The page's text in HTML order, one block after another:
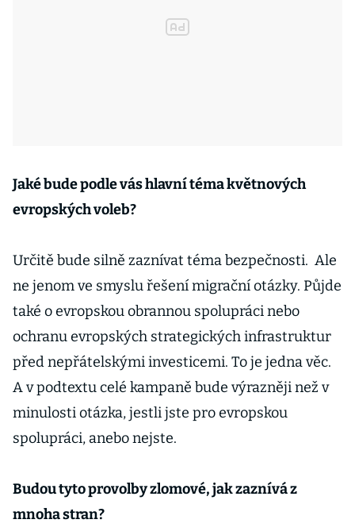
Jaké bude podle vás hlavní téma květnových
evropských voleb?
Určitě bude silně zaznívat téma bezpečnosti. Ale
ne jenom ve smyslu řešení migrační otázky. Půjde
také o evropskou obrannou spolupráci nebo
ochranu evropských strategických infrastruktur
před nepřátelskými investicemi. To je jedna věc.
A v podtextu celé kampaně bude výrazněji než v
minulosti otázka, jestli jste pro evropskou
spolupráci, anebo nejste.
Budou tyto provolby zlomové, jak zaznívá z
mnoha stran?